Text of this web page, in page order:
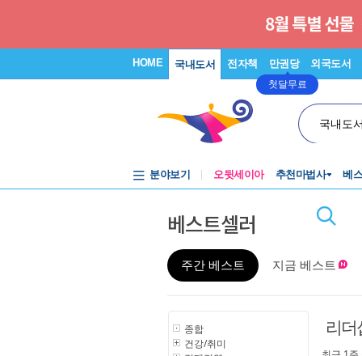
HOME 국내도서 전자책 만권당
첫달무료
외국도서
국내도
분야보기 오뒷세이아 추천마법사 베
베스트셀러
주간 베스트 지금 베스트
종합
건강/취미
리더